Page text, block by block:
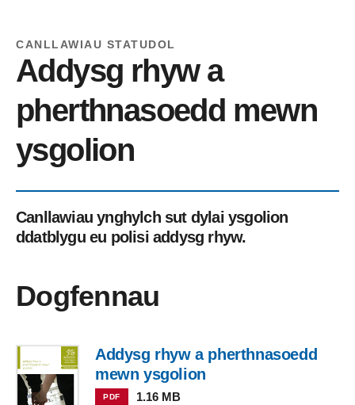
CANLLAWIAU STATUDOL
Addysg rhyw a
pherthnasoedd mewn
ysgolion
Canllawiau ynghylch sut dylai ysgolion
ddatblygu eu polisi addysg rhyw.
Dogfennau
Addysg rhyw a pherthnasoedd
mewn ysgolion
PDF 1.16 MB